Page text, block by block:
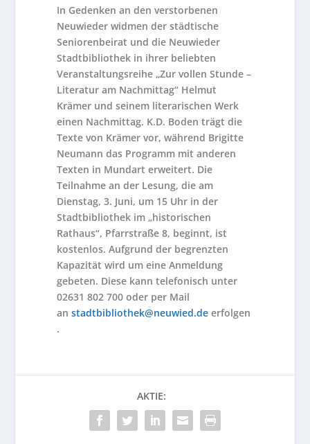
In Gedenken an den verstorbenen
Neuwieder widmen der städtische
Seniorenbeirat und die Neuwieder
Stadtbibliothek in ihrer beliebten
Veranstaltungsreihe „Zur vollen Stunde –
Literatur am Nachmittag“ Helmut
Krämer und seinem literarischen Werk
einen Nachmittag. K.D. Boden trägt die
Texte von Krämer vor, während Brigitte
Neumann das Programm mit anderen
Texten in Mundart erweitert. Die
Teilnahme an der Lesung, die am
Dienstag, 3. Juni, um 15 Uhr in der
Stadtbibliothek im „historischen
Rathaus“, Pfarrstraße 8, beginnt, ist
kostenlos. Aufgrund der begrenzten
Kapazität wird um eine Anmeldung
gebeten. Diese kann telefonisch unter
02631 802 700 oder per Mail
anstadtbibliothek@neuwied.de erfolgen
.
AKTIE: